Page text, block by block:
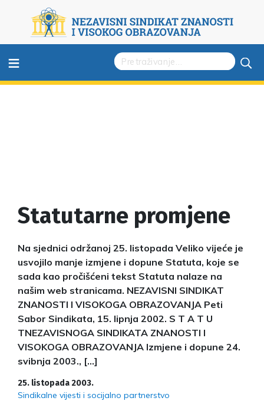
≡
Statutarne promjene
Na sjednici održanoj 25. listopada Veliko vijeće je
usvojilo manje izmjene i dopune Statuta, koje se
sada kao pročišćeni tekst Statuta nalaze na
našim web stranicama. NEZAVISNI SINDIKAT
ZNANOSTI I VISOKOGA OBRAZOVANJA Peti
Sabor Sindikata, 15. lipnja 2002. S T A T U
TNEZAVISNOGA SINDIKATA ZNANOSTI I
VISOKOGA OBRAZOVANJA Izmjene i dopune 24.
svibnja 2003., […]
25. listopada 2003.
Sindikalne vijesti i socijalno partnerstvo